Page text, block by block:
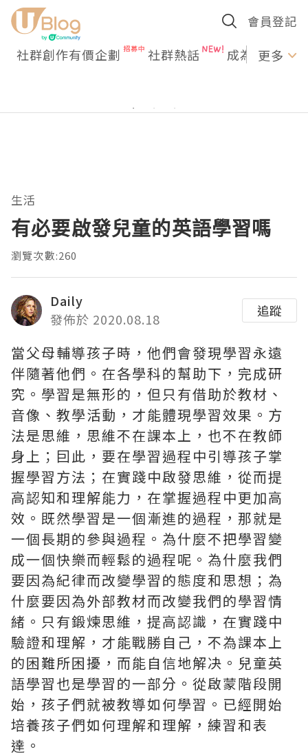
會員登記
社群創作有價企劃 社群熱話 成為U更多
生活
有必要啟發兒童的英語學習嗎
瀏覽次數:260
Daily
發佈於 2020.08.18
追蹤
當父母輔導孩子時，他們會發現學習永遠
伴隨著他們。在各學科的幫助下，完成研
究。學習是無形的，但只有借助於教材、
音像、教學活動，才能體現學習效果。方
法是思維，思維不在課本上，也不在教師
身上；囙此，要在學習過程中引導孩子掌
握學習方法；在實踐中啟發思維，從而提
高認知和理解能力，在掌握過程中更加高
效。既然學習是一個漸進的過程，那就是
一個長期的參與過程。為什麼不把學習變
成一個快樂而輕鬆的過程呢。為什麼我們
要因為紀律而改變學習的態度和思想；為
什麼要因為外部教材而改變我們的學習情
緒。只有鍛煉思維，提高認識，在實踐中
驗證和理解，才能戰勝自己，不為課本上
的困難所困擾，而能自信地解决。兒童英
語學習也是學習的一部分。從啟蒙階段開
始，孩子們就被教導如何學習。已經開始
培養孩子們如何理解和理解，練習和表
達。